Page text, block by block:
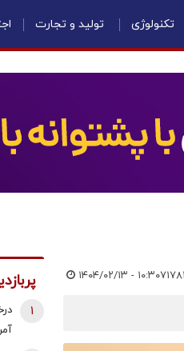
تکنولوژی تولید و تجارت
۱۴۰۴/۰۲/۱۳ - ۱۰:۳۰
1